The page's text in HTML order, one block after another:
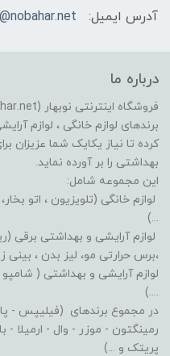
آدرس ایمیل:
درباره ما
برندهای لوازم خانگی ، لوازم
کرده تا نیاز یکایک شما عزیزان
بهداشتی را بر آورده نماید.
این مجموعه شامل:
لوازم خانگی (تلویزیون ، اتو
...)
لوازم آرایشی و بهداشتی برقی
،برس حرارتی مو، لیز بدن ، بینی
لوازم آرایشی و بهداشتی (
....)
در مجموع برندهای (فیلیپس -
رمینگتون - موزر - وال - ارمیلا
پریتک و ...)